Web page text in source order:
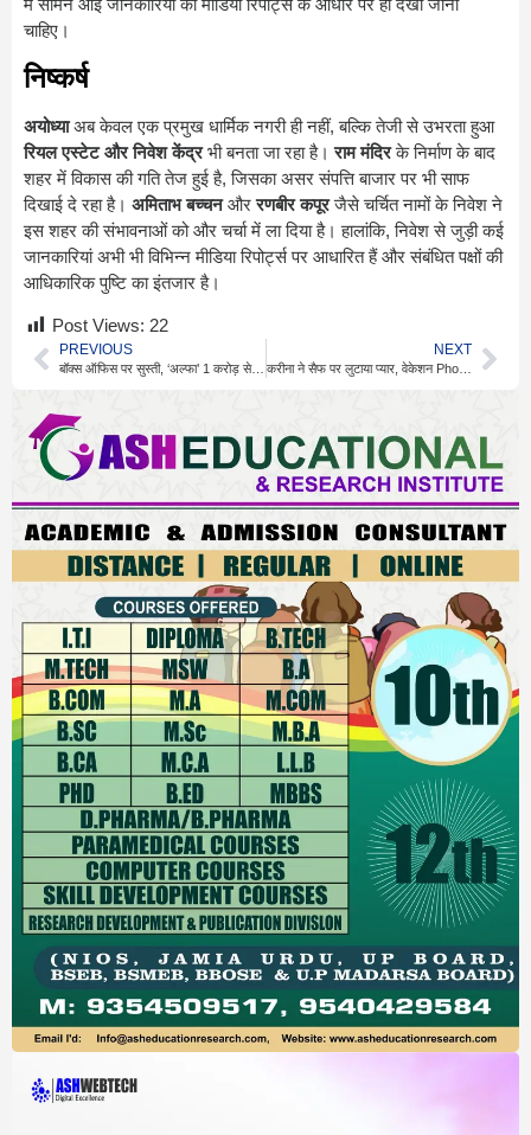
में सामने आई जानकारियों को मीडिया रिपोर्ट्स के आधार पर ही देखा जाना
चाहिए।
निष्कर्ष
अयोध्याअब केवल एक प्रमुख धार्मिक नगरी ही नहीं, बल्कि तेजी से उभरता हुआ
रियल एस्टेट और निवेश केंद्रभी बनता जा रहा है।राम मंदिरके निर्माण के बाद
शहर में विकास की गति तेज हुई है, जिसका असर संपत्ति बाजार पर भी साफ
दिखाई दे रहा है। अमिताभ बच्चनऔररणबीर कपूरजैसे चर्चित नामों के निवेश ने
इस शहर की संभावनाओं को और चर्चा में ला दिया है। हालांकि, निवेश से जुड़ी कई
जानकारियां अभी भी विभिन्न मीडिया रिपोर्ट्स पर आधारित हैं और संबंधित पक्षों की
आधिकारिक पुष्टि का इंतजार है।
Post Views: 22
PREVIOUS
बॉक्स ऑफिस पर सुस्ती, ‘अल्फा’ 1 करोड़ से दूर, Welcome 3 भी धीमी
NEXT
करीना ने सैफ पर लुटाया प्यार, वेकेशन Photos हुईं वायरल